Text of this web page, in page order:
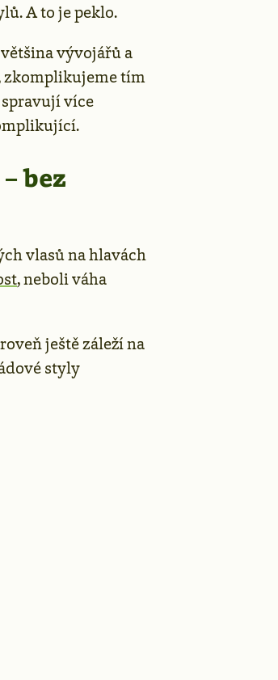
A to je peklo.
vývojářů a
zkomplikujeme tím
více
bez
vlasů na hlavách
, neboli váha
ještě záleží na
styly